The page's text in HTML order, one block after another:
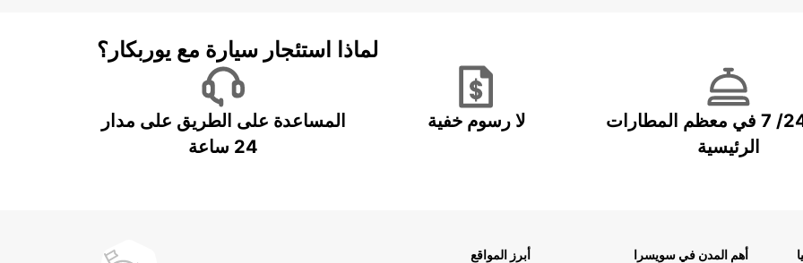
لماذا استئجار سيارة مع يوربكار؟
المساعدة على الطريق على مدار
24 ساعة
لا رسوم خفية
خدمة 24/ 7 في معظم المطارات
الرئيسية
أبرز المواقع
أهم المدن في سويسرا